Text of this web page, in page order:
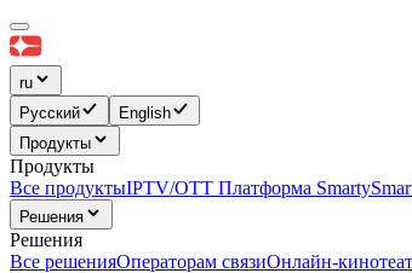
ru
Русский
English
Продукты
Продукты
Все продуктыIPTV/OTT Платформа Smarty
Решения
Решения
Все решенияОператорам связиОнлайн-